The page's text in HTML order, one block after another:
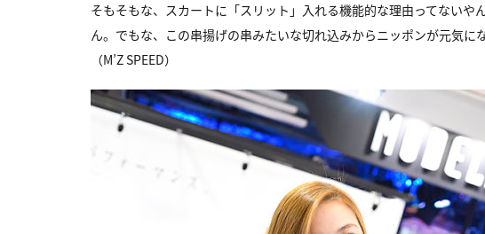
そもそもな、スカートに「スリット」入れる機能的な理由ってない
ん。でもな、この串揚げの串みたいな切れ込みからニッポンが元気に
（M’Z SPEED）